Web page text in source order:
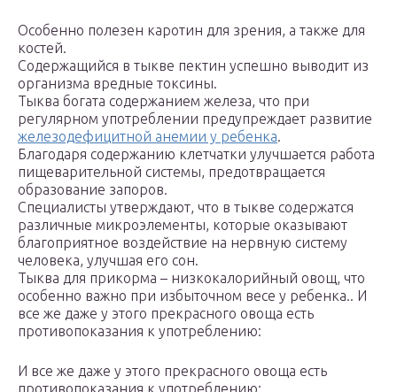
Особенно полезен каротин для зрения, а также для
костей.
Содержащийся в тыкве пектин успешно выводит из
организма вредные токсины.
Тыква богата содержанием железа, что при
регулярном употреблении предупреждает развитие
железодефицитной анемии у ребенка.
Благодаря содержанию клетчатки улучшается работа
пищеварительной системы, предотвращается
образование запоров.
Специалисты утверждают, что в тыкве содержатся
различные микроэлементы, которые оказывают
благоприятное воздействие на нервную систему
человека, улучшая его сон.
Тыква для прикорма – низкокалорийный овощ, что
особенно важно при избыточном весе у ребенка.. И
все же даже у этого прекрасного овоща есть
противопоказания к употреблению:
И все же даже у этого прекрасного овоща есть
противопоказания к употреблению: